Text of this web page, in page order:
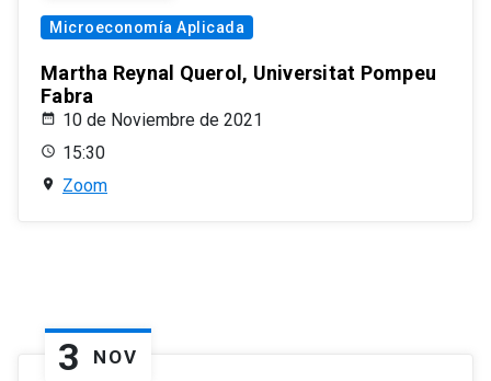
Microeconomía Aplicada
Martha Reynal Querol, Universitat Pompeu
Fabra
10 de Noviembre de 2021
15:30
Zoom
3 NOV